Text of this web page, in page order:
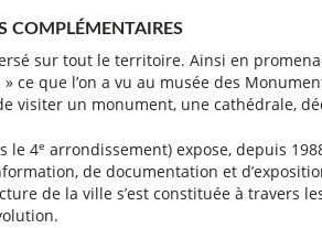
COMPLÉMENTAIRES
sur tout le territoire. Ainsi en
ce que l’on a vu au musée des
visiter un monument, une cathédrale,
le 4e arrondissement) expose, depuis
de documentation et
de la ville s’est constituée à travers